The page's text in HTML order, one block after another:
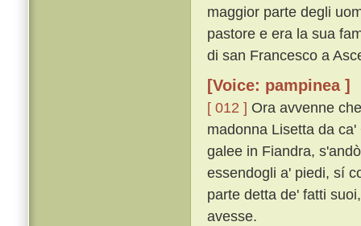
maggior parte degli
pastore e era la sua
di san Francesco a
[Voice: pampinea ]
[ 012 ] Ora avvenne
madonna Lisetta da
galee in Fiandra,
essendogli a' piedi, sí
parte detta de' fatti
avesse.